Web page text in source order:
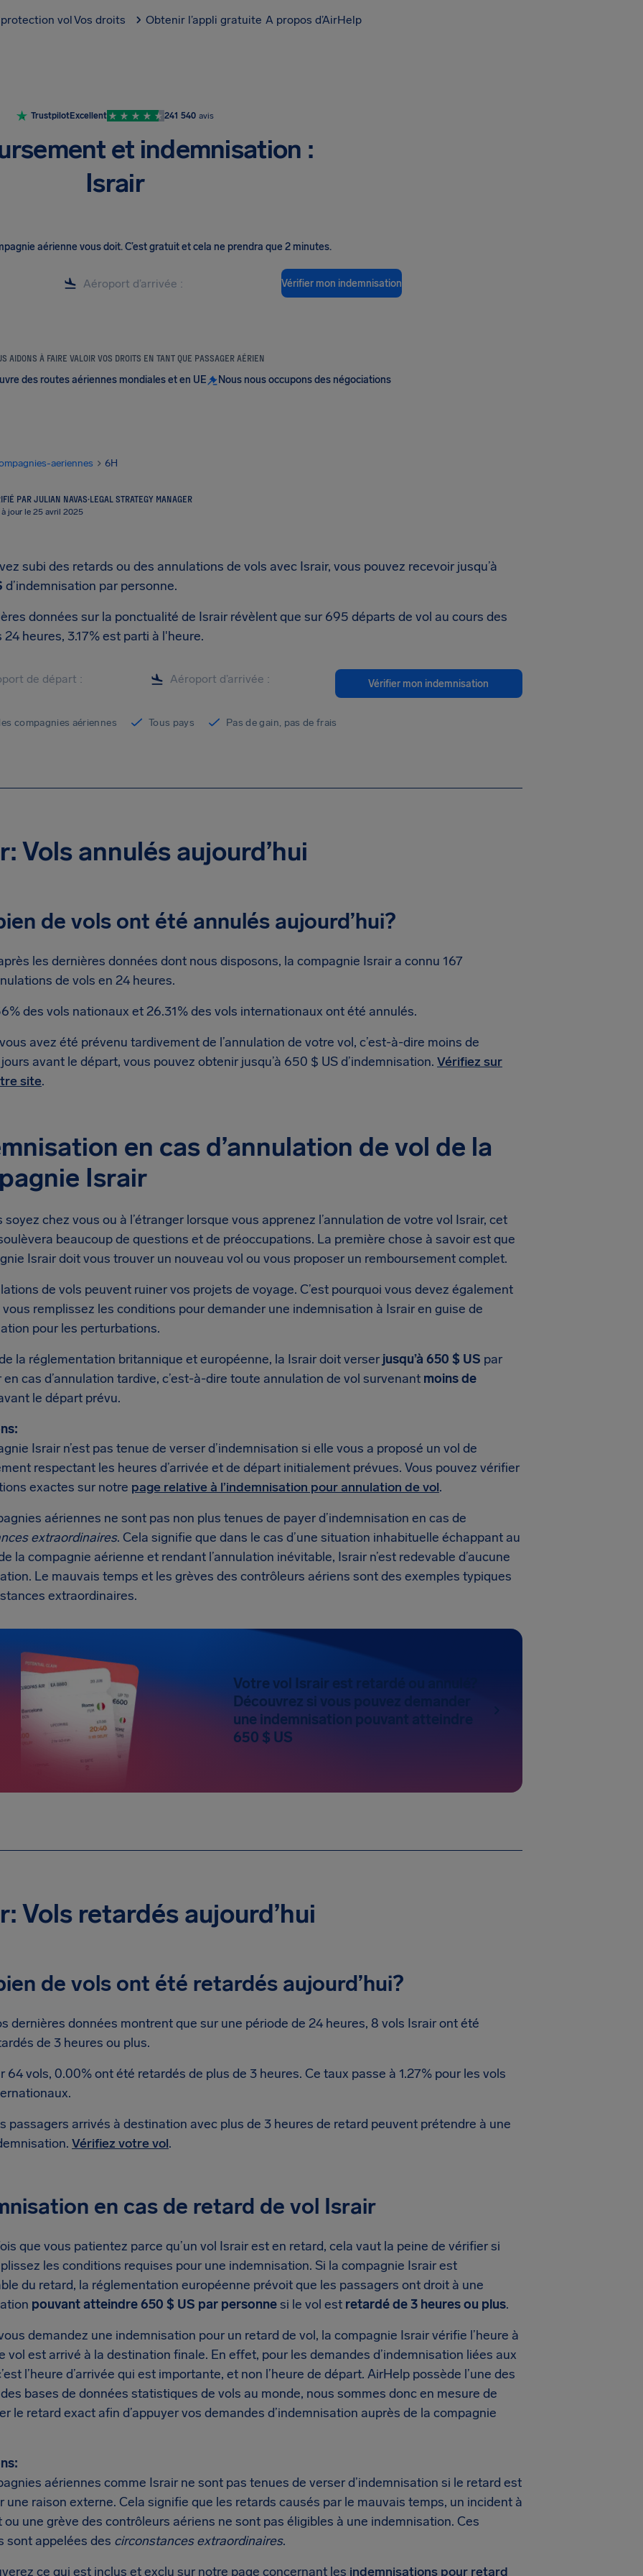
volVos droits Obtenir l’appli gratuite A propos d’AirHelp
TrustpilotExcellent 241 540 avis
et indemnisation :
Israir
aérienne vous doit.C’est gratuit et cela ne prendra que 2 minutes.
Vérifier mon indemnisation
AIDONS À FAIRE VALOIR VOS DROITS EN TANT QUE PASSAGER AÉRIEN
des routes aériennes mondiales et en UE Nous nous occupons des négociations
aeriennes 6H
PAR JULIAN NAVAS·LEGAL STRATEGY MANAGER
jour le 25 avril 2025
subi des retards ou des annulations de vols avec Israir, vous pouvez recevoir jusqu’à
d’indemnisation par personne.
données sur la ponctualité de Israir révèlent que sur 695 départs de vol au cours des
heures, 3.17% est parti à l'heure.
Vérifier mon indemnisation
compagnies aériennes Tous pays Pas de gain, pas de frais
Vols annulés aujourd’hui
de vols ont été annulés aujourd’hui?
les dernières données dont nous disposons, la compagnie Israir a connu 167
de vols en 24 heures.
des vols nationaux et 26.31% des vols internationaux ont été annulés.
avez été prévenu tardivement de l’annulation de votre vol, c’est-à-dire moins de
jours avant le départ, vous pouvez obtenir jusqu’à 650 $ US d’indemnisation. Vérifiez sur
site.
en cas d’annulation de vol de la
Israir
soyez chez vous ou à l’étranger lorsque vous apprenez l’annulation de votre vol Israir, cet
beaucoup de questions et de préoccupations. La première chose à savoir est que
Israir doit vous trouver un nouveau vol ou vous proposer un remboursement complet.
de vols peuvent ruiner vos projets de voyage. C’est pourquoi vous devez également
remplissez les conditions pour demander une indemnisation à Israir en guise de
pour les perturbations.
la réglementation britannique et européenne, la Israir doit verser jusqu’à 650 $ US par
cas d’annulation tardive, c’est-à-dire toute annulation de vol survenant moins de
le départ prévu.
Israir n’est pas tenue de verser d’indemnisation si elle vous a proposé un vol de
respectant les heures d’arrivée et de départ initialement prévues. Vous pouvez vérifier
exactes sur notre page relative à l’indemnisation pour annulation de vol.
aériennes ne sont pas non plus tenues de payer d’indemnisation en cas de
extraordinaires. Cela signifie que dans le cas d’une situation inhabituelle échappant au
la compagnie aérienne et rendant l’annulation inévitable, Israir n’est redevable d’aucune
Le mauvais temps et les grèves des contrôleurs aériens sont des exemples typiques
extraordinaires.
Votre vol Israir est retardé ou annulé?
Découvrez si vous pouvez demander
une indemnisation pouvant atteindre
650 $ US
Vols retardés aujourd’hui
de vols ont été retardés aujourd’hui?
dernières données montrent que sur une période de 24 heures, 8 vols Israir ont été
de 3 heures ou plus.
64 vols, 0.00% ont été retardés de plus de 3 heures. Ce taux passe à 1.27% pour les vols
passagers arrivés à destination avec plus de 3 heures de retard peuvent prétendre à une
Vérifiez votre vol.
en cas de retard de vol Israir
que vous patientez parce qu’un vol Israir est en retard, cela vaut la peine de vérifier si
les conditions requises pour une indemnisation. Si la compagnie Israir est
du retard, la réglementation européenne prévoit que les passagers ont droit à une
pouvant atteindre 650 $ US par personnesi le vol est retardé de 3 heures ou plus.
demandez une indemnisation pour un retard de vol, la compagnie Israir vérifie l’heure à
vol est arrivé à la destination finale. En effet, pour les demandes d’indemnisation liées aux
l’heure d’arrivée qui est importante, et non l’heure de départ. AirHelp possède l’une des
bases de données statistiques de vols au monde, nous sommes donc en mesure de
le retard exact afin d’appuyer vos demandes d’indemnisation auprès de la compagnie
aériennes comme Israir ne sont pas tenues de verser d’indemnisation si le retard est
une raison externe. Cela signifie que les retards causés par le mauvais temps, un incident à
ou une grève des contrôleurs aériens ne sont pas éligibles à une indemnisation. Ces
sont appelées des circonstances extraordinaires.
ce qui est inclus et exclu sur notre page concernant les indemnisations pour retard